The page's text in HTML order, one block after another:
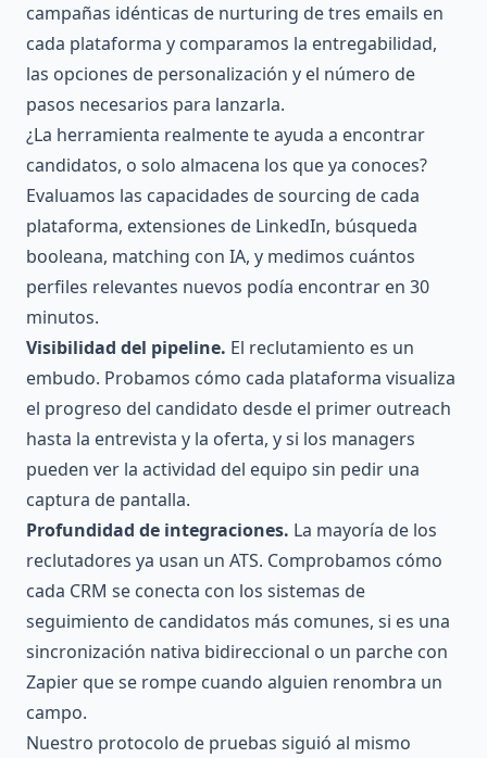
campañas idénticas de nurturing de tres emails en
cada plataforma y comparamos la entregabilidad,
las opciones de personalización y el número de
pasos necesarios para lanzarla.
¿La herramienta realmente te ayuda a encontrar
candidatos, o solo almacena los que ya conoces?
Evaluamos las capacidades de sourcing de cada
plataforma, extensiones de LinkedIn, búsqueda
booleana, matching con IA, y medimos cuántos
perfiles relevantes nuevos podía encontrar en 30
minutos.
Visibilidad del pipeline. El reclutamiento es un
embudo. Probamos cómo cada plataforma visualiza
el progreso del candidato desde el primer outreach
hasta la entrevista y la oferta, y si los managers
pueden ver la actividad del equipo sin pedir una
captura de pantalla.
Profundidad de integraciones. La mayoría de los
reclutadores ya usan un ATS. Comprobamos cómo
cada CRM se conecta con los sistemas de
seguimiento de candidatos más comunes, si es una
sincronización nativa bidireccional o un parche con
Zapier que se rompe cuando alguien renombra un
campo.
Nuestro protocolo de pruebas siguió al mismo